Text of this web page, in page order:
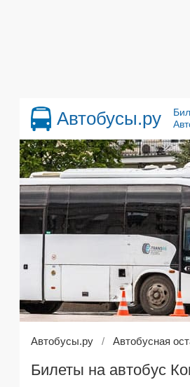
Автобусы.ру
Автобусы.ру Автобусная
Билеты на автобус